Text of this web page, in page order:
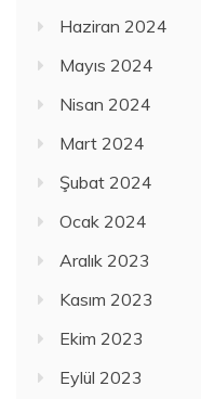
Haziran 2024
Mayıs 2024
Nisan 2024
Mart 2024
Şubat 2024
Ocak 2024
Aralık 2023
Kasım 2023
Ekim 2023
Eylül 2023